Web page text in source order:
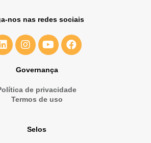
nos nas redes sociais
Governança
de privacidade
Termos de uso
Selos